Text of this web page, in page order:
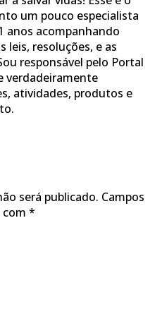
um pouco especialista
anos acompanhando
leis, resoluções, e as
responsável pelo Portal
verdadeiramente
atividades, produtos e
será publicado. Campos
*